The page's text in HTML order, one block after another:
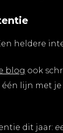
heldere
blog ook
lijn met
dit jaar: